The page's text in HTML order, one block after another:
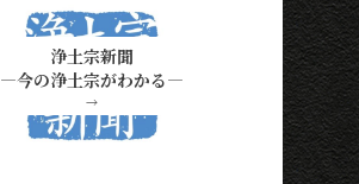
浄土宗新聞
―今の浄土宗がわかる―
→